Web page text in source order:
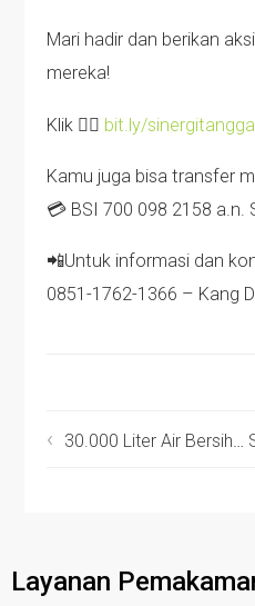
Mari hadir dan berikan
mereka!
Klik 👉🏻 bit.ly/
Kamu juga bisa transfer
💳 BSI 700 098 2158 a.n.
📲Untuk informasi dan
0851-1762-1366 – Kang
30.000 Liter Air Bersih Disalurkan ke Ribuan Pengungsi di Gaza Selatan
Layanan